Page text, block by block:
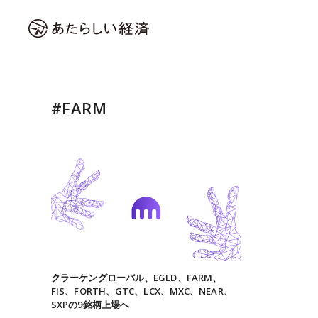
#FARM
クラーケングローバル、EGLD、FARM、
FIS、FORTH、GTC、LCX、MXC、NEAR、
SXPの9銘柄上場へ